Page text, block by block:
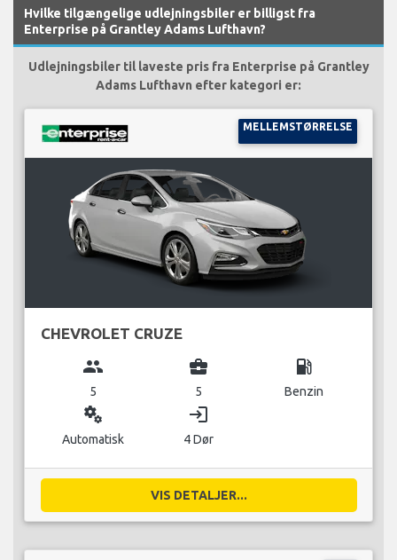
Hvilke tilgængelige udlejningsbiler er billigst fra
Enterprise på Grantley Adams Lufthavn?
Udlejningsbiler til laveste pris fra Enterprise på Grantley
Adams Lufthavn efter kategori er:
MELLEMSTØRRELSE
CHEVROLET CRUZE
group
5
business_center
5
local_gas_station
Benzin
miscellaneous_services
Automatisk
login
4 Dør
VIS DETALJER...